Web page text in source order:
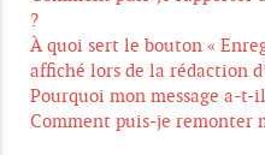
?
À quoi sert le bouton «
affiché lors de la rédaction
Pourquoi mon message a-t-
Comment puis-je remonter